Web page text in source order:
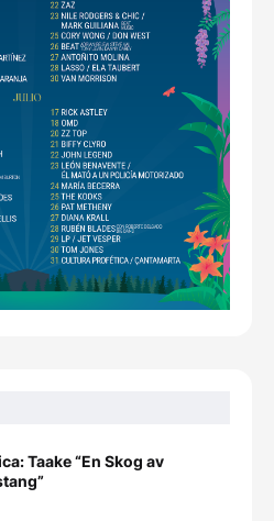
Taake “En Skog av